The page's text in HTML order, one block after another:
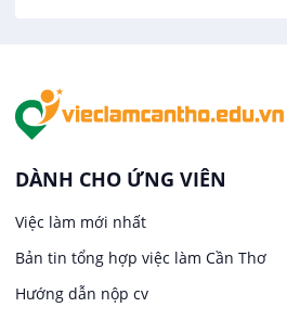
In ấn / Xuất bản
Kế toán
Lái xe
Lao Động Phổ Thông
Việc làm tại An Bình
Việc làm tại Long Tuyền
Việc làm tại Hưng Phú
DÀNH CHO ỨNG VIÊN
Việc làm mới nhất
Bản tin tổng hợp việc làm Cần Thơ
Hướng dẫn nộp cv